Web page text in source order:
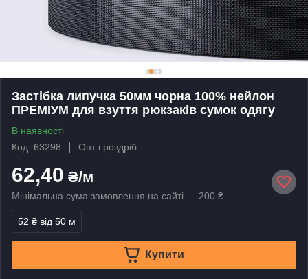
Застібка липучка 50мм чорна 100% нейлон
ПРЕМІУМ для взуття рюкзаків сумок одягу
В наявності
Код: 63298
Опт і роздріб
62,40 ₴/м
Мінімальна сума замовлення на сайті — 200 ₴
52 ₴ від 50 м
Купити